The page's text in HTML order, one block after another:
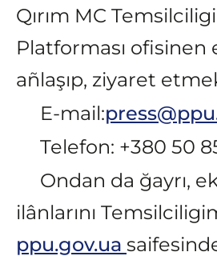
Qırım MC
Platforması ofisinen
añlaşıp, ziyaret
E-mail:
Telefon: +380 50
Ondan da ğayrı,
ilânlarını
ppu.gov.ua